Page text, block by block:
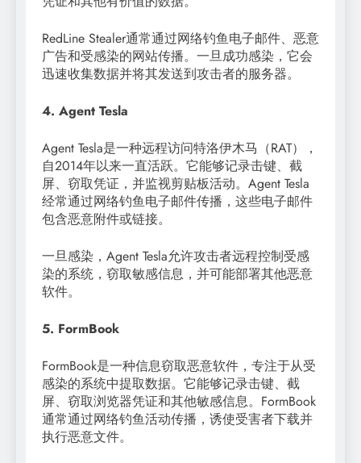
RedLine Stealer通常通过网络钓鱼电子邮件、恶意
广告和受感染的网站传播。一旦成功感染，它会
迅速收集数据并将其发送到攻击者的服务器。
4. Agent Tesla
Agent Tesla是一种远程访问特洛伊木马（RAT），
自2014年以来一直活跃。它能够记录击键、截
屏、窃取凭证，并监视剪贴板活动。Agent Tesla
经常通过网络钓鱼电子邮件传播，这些电子邮件
包含恶意附件或链接。
一旦感染，Agent Tesla允许攻击者远程控制受感
染的系统，窃取敏感信息，并可能部署其他恶意
软件。
5. FormBook
FormBook是一种信息窃取恶意软件，专注于从受
感染的系统中提取数据。它能够记录击键、截
屏、窃取浏览器凭证和其他敏感信息。FormBook
通常通过网络钓鱼活动传播，诱使受害者下载并
执行恶意文件。